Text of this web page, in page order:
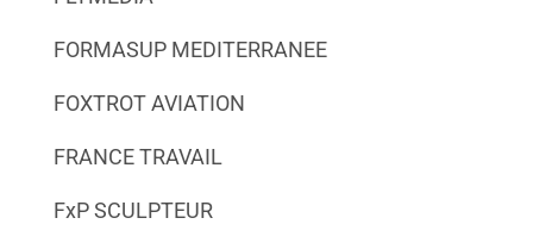
FORMASUP MEDITERRANEE
FOXTROT AVIATION
FRANCE TRAVAIL
FxP SCULPTEUR